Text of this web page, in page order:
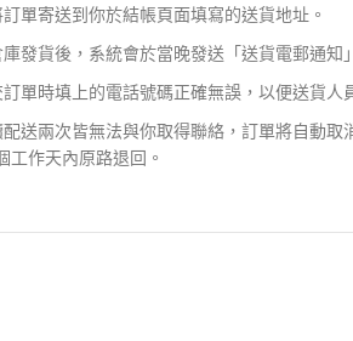
單寄送到你於結帳頁面填寫的送貨地址。
發貨後，系統會於當晚發送「送貨電郵通知
單時填上的電話號碼正確無誤，以便送貨人
送兩次皆無法與你取得聯絡，訂單將自動取
工作天內原路退回。